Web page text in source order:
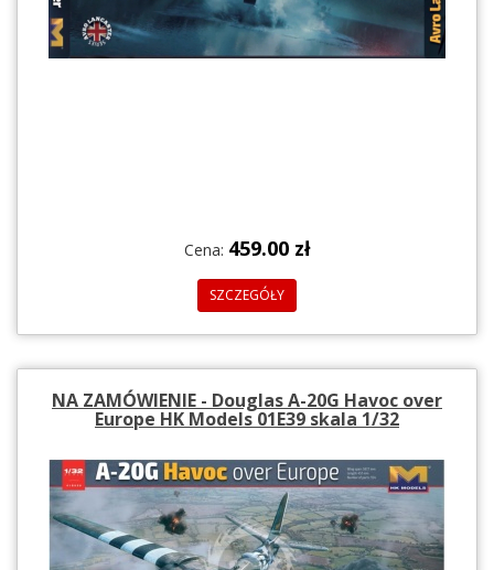
Cena: 459.00 zł
SZCZEGÓŁY
NA ZAMÓWIENIE - Douglas A-20G Havoc over
Europe HK Models 01E39 skala 1/32